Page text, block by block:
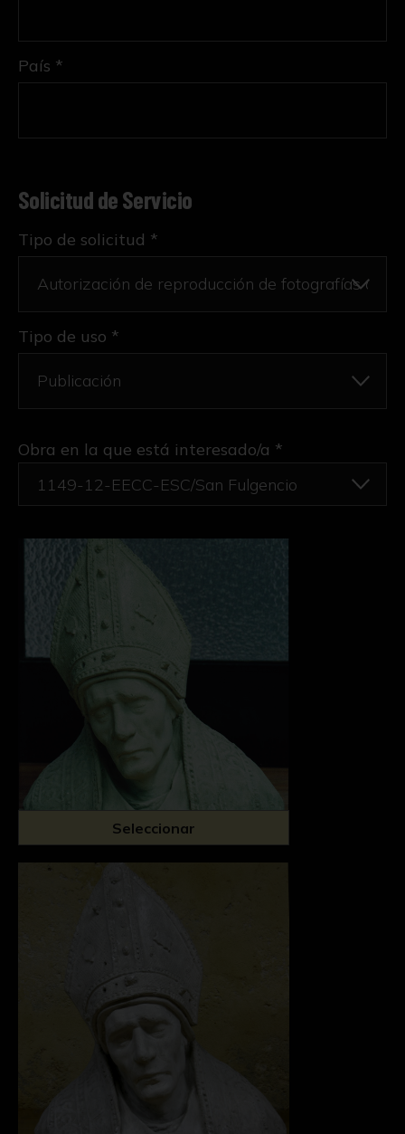
País *
Solicitud de Servicio
Tipo de solicitud *
Tipo de uso *
Obra en la que está interesado/a *
1149-12-EECC-ESC/San Fulgencio
Seleccionar